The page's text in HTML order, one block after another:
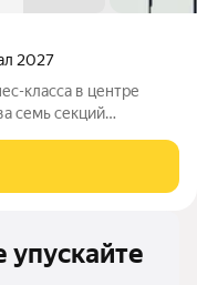
2027
от машин. С верхних
упускайте